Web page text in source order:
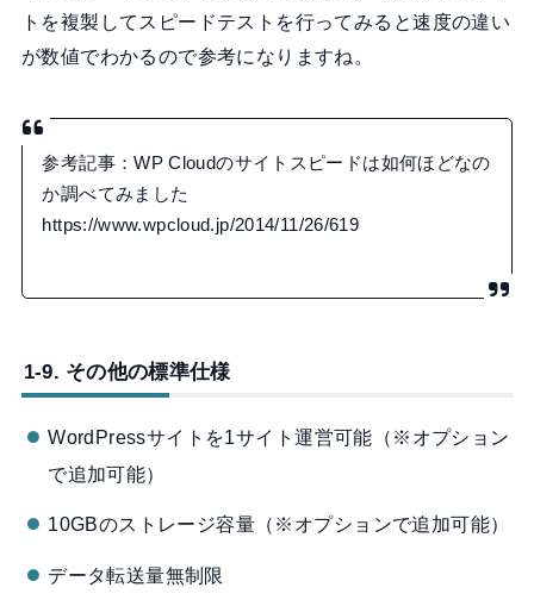
トを複製してスピードテストを行ってみると速度の違い
が数値でわかるので参考になりますね。
参考記事：WP Cloudのサイトスピードは如何ほどなの
か調べてみました
https://www.wpcloud.jp/2014/11/26/619
1-9. その他の標準仕様
WordPressサイトを1サイト運営可能（※オプション
で追加可能）
10GBのストレージ容量（※オプションで追加可能）
データ転送量無制限